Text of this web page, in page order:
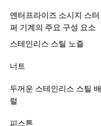
엔터프라이즈 소시지 스터
퍼 기계의 주요 구성 요소
스테인리스 스틸 노즐
너트
두꺼운 스테인리스 스틸 배
럴
피스톤